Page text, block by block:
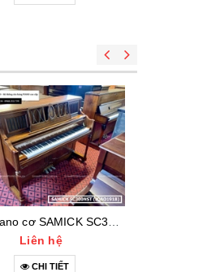
Liên hệ
CHI TIẾT